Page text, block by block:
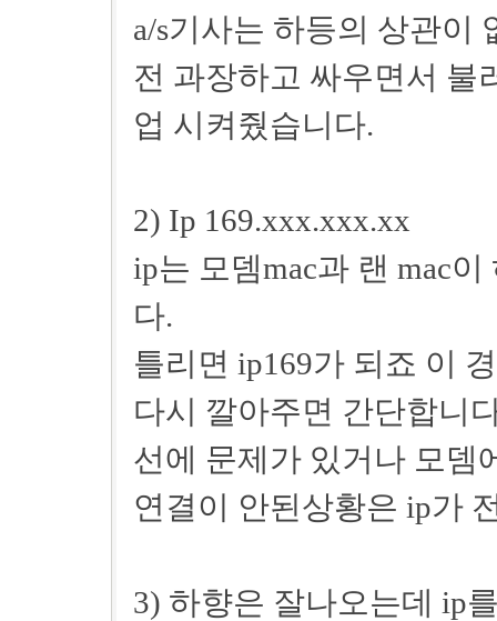
a/s기사는 하등의 상관이
전 과장하고 싸우면서 불
업 시켜줬습니다.
2) Ip 169.xxx.xxx.xx
ip는 모뎀mac과 랜 mac
다.
틀리면 ip169가 되죠 이
다시 깔아주면 간단합니
선에 문제가 있거나 모뎀
연결이 안된상황은 ip가
3) 하향은 잘나오는데 ip